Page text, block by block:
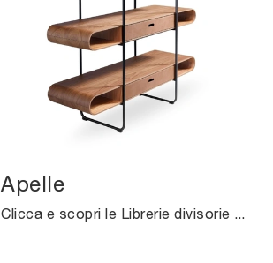
Apelle
Clicca e scopri le Librerie divisorie design! Il modello Apelle Midj saprà ultimare un soggiorno operativo e pratico.